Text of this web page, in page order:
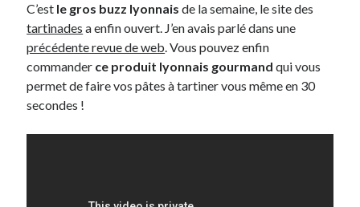
Entretien ménagerdans
T’as vu quoi ? #52
dans C’était pas mieux avant… à Lyon
dans
Comment j’ai opéré ma vélorution toute personnelle
AnthonydansComment j’ai opéré ma vélorution toute personnelle
Renaud Ducher
personnelle
C’est le gros buzz lyonnais de la semaine, le site des
tartinades a enfin ouvert. J’en avais parlé dans une
précédente revue de web. Vous pouvez enfin
commander ce produit lyonnais gourmand qui vous
permet de faire vos pâtes à tartiner vous même en 30
secondes !